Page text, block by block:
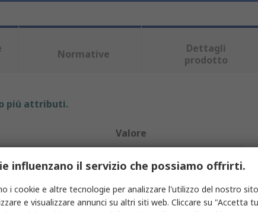
Normative
Dettagli
prodotto
più attributi.
Valore
Etichetta su rotolo continuo
influenzano il servizio che possiamo offrirti.
i cookie e altre tecnologie per analizzare l'utilizzo del nostro
e visualizzare annunci su altri siti web. Cliccare su "Accetta